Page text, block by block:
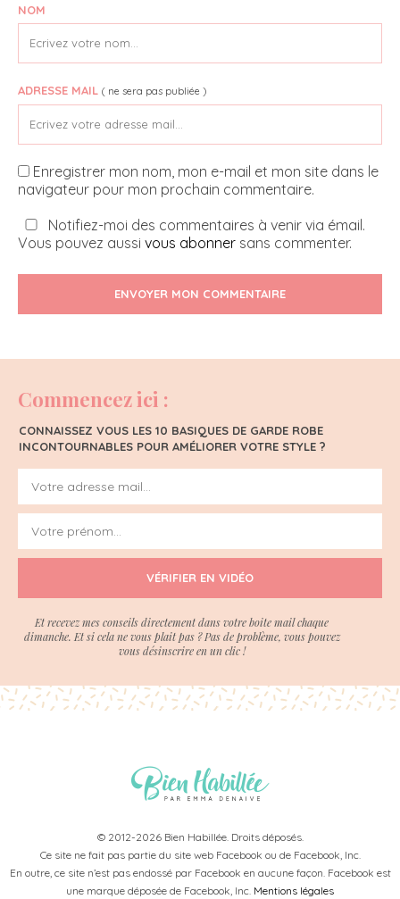
NOM
ADRESSE MAIL ( ne sera pas publiée )
Enregistrer mon nom, mon e-mail et mon site dans le
navigateur pour mon prochain commentaire.
Notifiez-moi des commentaires à venir via émail.
Vous pouvez aussi vous abonner sans commenter.
ENVOYER MON COMMENTAIRE
Commencez ici :
CONNAISSEZ VOUS LES 10 BASIQUES DE GARDE ROBE
INCONTOURNABLES POUR AMÉLIORER VOTRE STYLE ?
VÉRIFIER EN VIDÉO
Et recevez mes conseils directement dans votre boite mail chaque
dimanche. Et si cela ne vous plait pas ? Pas de problème, vous pouvez
vous désinscrire en un clic !
© 2012-2026 Bien Habillée. Droits déposés.
Ce site ne fait pas partie du site web Facebook ou de Facebook, Inc.
En outre, ce site n’est pas endossé par Facebook en aucune façon. Facebook est
une marque déposée de Facebook, Inc. Mentions légales